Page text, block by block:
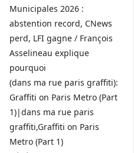
Municipales 2026 :
abstention record, CNews
perd, LFI gagne / François
Asselineau explique
pourquoi
(dans ma rue paris graffiti):
Graffiti on Paris Metro (Part
1)|dans ma rue paris
graffiti,Graffiti on Paris
Metro (Part 1)